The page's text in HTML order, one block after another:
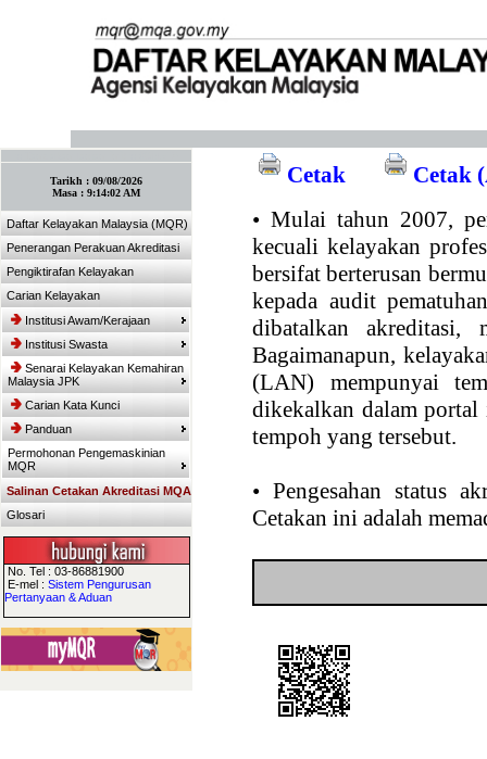
Tarikh : 09/08/2026
Masa : 9:14:02 AM
Daftar Kelayakan Malaysia (MQR)
Penerangan Perakuan Akreditasi
Pengiktirafan Kelayakan
Carian Kelayakan
Institusi Awam/Kerajaan
Institusi Swasta
Senarai Kelayakan Kemahiran
Malaysia JPK
Carian Kata Kunci
Panduan
Permohonan Pengemaskinian
MQR
Salinan Cetakan Akreditasi MQA
Glosari
No. Tel : 03-86881900
E-mel : Sistem Pengurusan
Pertanyaan & Aduan
Cetak
Cetak
• Mulai tahun 2007,
kecuali kelayakan
bersifat berterusan
kepada audit
dibatalkan akreditasi,
Bagaimanapun,
(LAN) mempunyai
dikekalkan dalam portal
tempoh yang tersebut.
• Pengesahan status
Cetakan ini adalah